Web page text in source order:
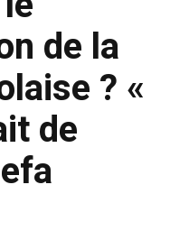
de la
? «
de